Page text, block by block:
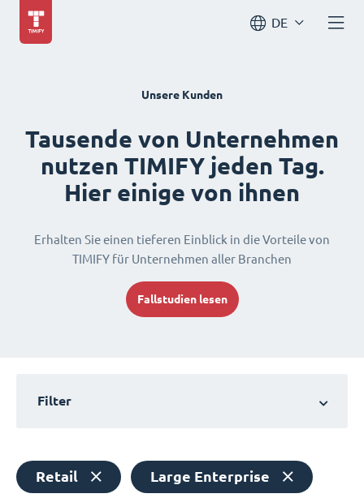
DE
Unsere Kunden
Tausende von Unternehmen
nutzen TIMIFY jeden Tag.
Hier einige von ihnen
Erhalten Sie einen tieferen Einblick in die Vorteile von
TIMIFY für Unternehmen aller Branchen
Fallstudien lesen
Filter
Retail Large Enterprise